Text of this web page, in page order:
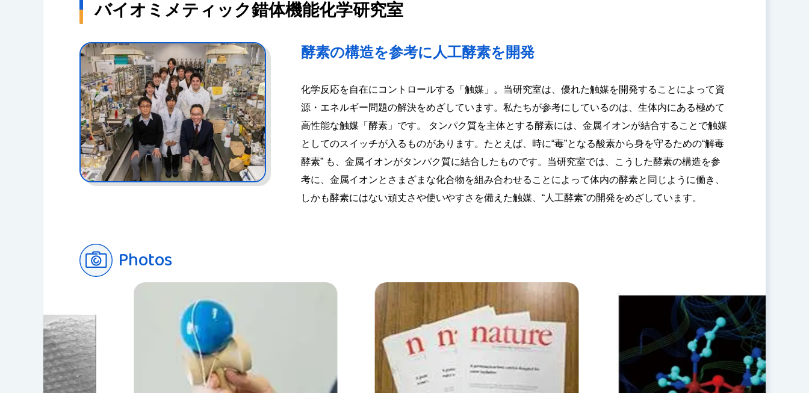
バイオミメティック錯体機能化学研究室
酵素の構造を参考に人工酵素を開発
化学反応を自在にコントロールする「触媒」。当研究室は、優れた触媒を開発することによって資
源・エネルギー問題の解決をめざしています。私たちが参考にしているのは、生体内にある極めて
高性能な触媒「酵素」です。 タンパク質を主体とする酵素には、金属イオンが結合することで触媒
としてのスイッチが入るものがあります。たとえば、時に“毒”となる酸素から身を守るための“解毒
酵素” も、金属イオンがタンパク質に結合したものです。当研究室では、こうした酵素の構造を参
考に、金属イオンとさまざまな化合物を組み合わせることによって体内の酵素と同じように働き、
しかも酵素にはない頑丈さや使いやすさを備えた触媒、“人工酵素”の開発をめざしています。
Photos